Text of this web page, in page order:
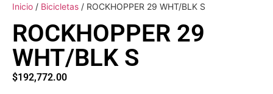
Inicio / Bicicletas / ROCKHOPPER 29 WHT/BLK S
ROCKHOPPER 29
WHT/BLK S
$192,772.00